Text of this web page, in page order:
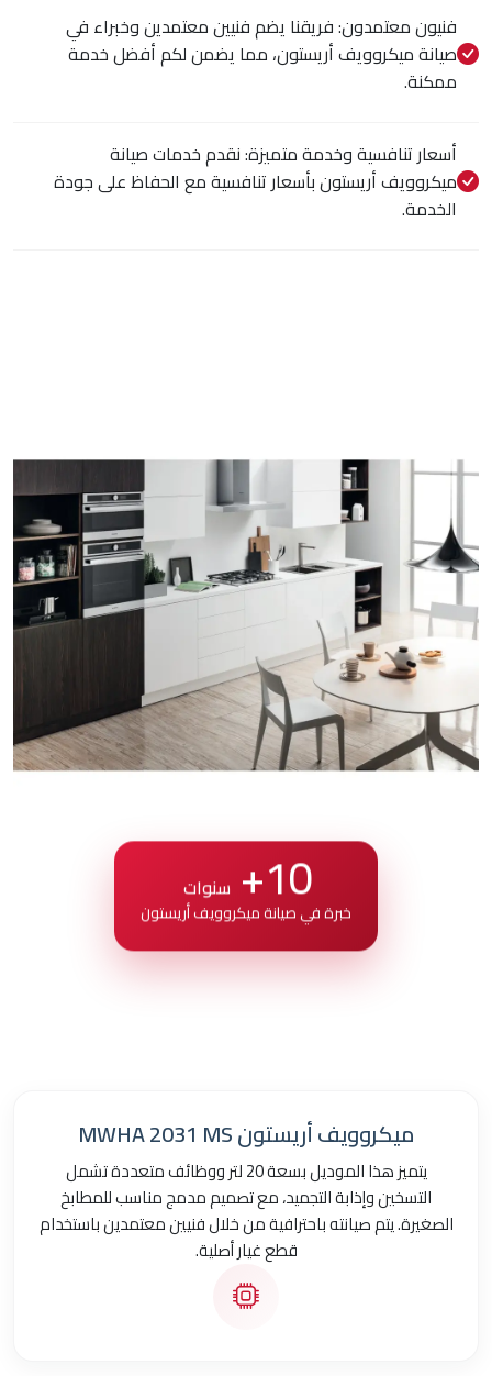
فنيون معتمدون: فريقنا يضم فنيين معتمدين وخبراء في
صيانة ميكروويف أريستون، مما يضمن لكم أفضل خدمة
ممكنة.
أسعار تنافسية وخدمة متميزة: نقدم خدمات صيانة
ميكروويف أريستون بأسعار تنافسية مع الحفاظ على جودة
الخدمة.
10+ سنوات
خبرة في صيانة ميكروويف أريستون
ميكروويف أريستون MWHA 2031 MS
يتميز هذا الموديل بسعة 20 لتر ووظائف متعددة تشمل
التسخين وإذابة التجميد، مع تصميم مدمج مناسب للمطابخ
الصغيرة. يتم صيانته باحترافية من خلال فنيين معتمدين باستخدام
قطع غيار أصلية.